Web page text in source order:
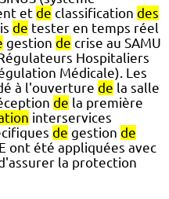
et de classification des
de tester en temps réel
gestion de crise au SAMU
Hospitaliers
Médicale). Les
à l'ouverture de la salle
de la première
interservices
de gestion de
ont été appliquées avec
la protection